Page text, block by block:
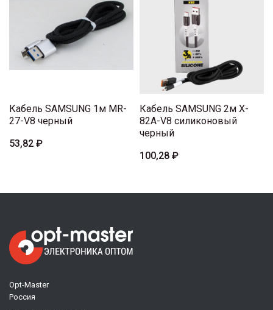
Кабель SAMSUNG 1м MR-
27-V8 черный
53,82 ₽
Кабель SAMSUNG 2м X-
82A-V8 силиконовый
черный
100,28 ₽
Opt-Master
Россия